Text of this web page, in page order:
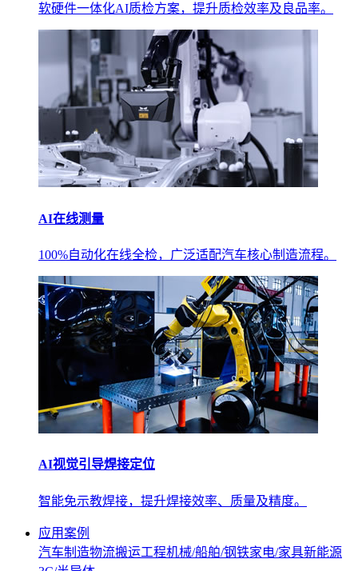
软硬件一体化AI质检方案，提升质检效率及良品率。
AI在线测量
100%自动化在线全检，广泛适配汽车核心制造流程。
AI视觉引导焊接定位
智能免示教焊接，提升焊接效率、质量及精度。
应用案例
汽车制造物流搬运工程机械/船舶/钢铁家电/家具新能源